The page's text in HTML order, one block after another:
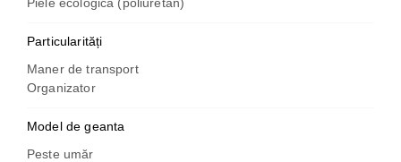
Particularități
Maner de transport
Organizator
Model de geanta
Peste umăr